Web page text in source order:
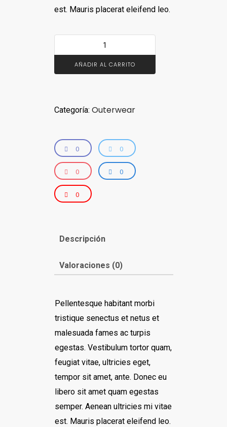
est. Mauris placerat eleifend leo.
AÑADIR AL CARRITO
Categoría: Outerwear
0 0
0 0
0
Descripción
Valoraciones (0)
Pellentesque habitant morbi
tristique senectus et netus et
malesuada fames ac turpis
egestas. Vestibulum tortor quam,
feugiat vitae, ultricies eget,
tempor sit amet, ante. Donec eu
libero sit amet quam egestas
semper. Aenean ultricies mi vitae
est. Mauris placerat eleifend leo.